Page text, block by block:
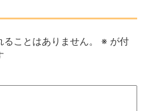
ことはありません。 ※ が付